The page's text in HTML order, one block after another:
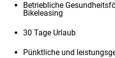
Betriebliche
Bikeleasing
30 Tage Urlaub
Pünktliche und